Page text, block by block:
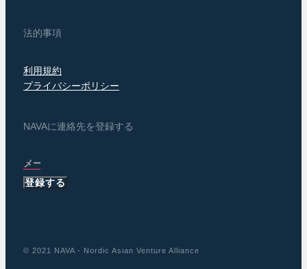
法的事項
利用規約
プライバシーポリシー
NAVAに連絡先を登録する
登録する
© 2021 NAVA - Nordic Asian Venture Alliance